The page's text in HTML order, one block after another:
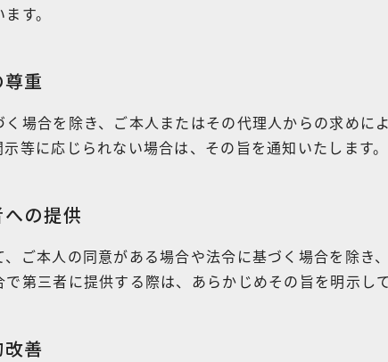
す。
重
く場合を除き、ご本人またはその代理人からの求め
示等に応じられない場合は、その旨を通知いたします。
の提供
、ご本人の同意がある場合や法令に基づく場合を除
第三者に提供する際は、あらかじめその旨を明示し
善